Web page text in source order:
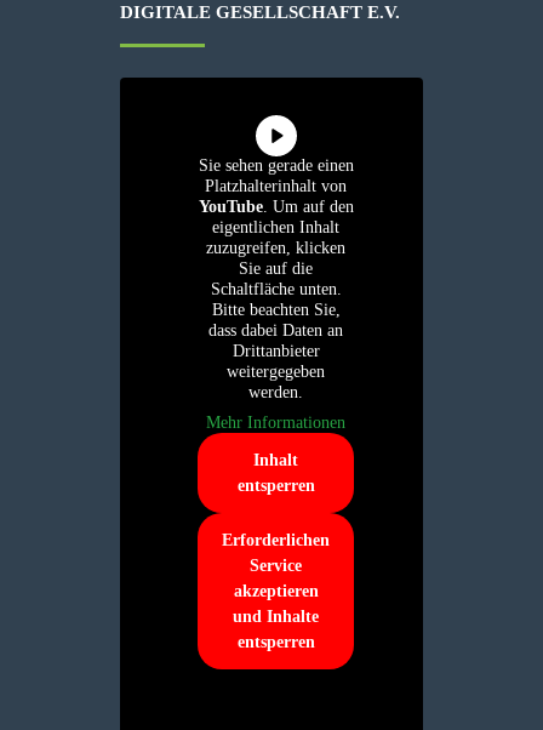
IGITALE GESELLSCHAFT E.V.
Sie sehen gerade einen
Platzhalterinhalt von
YouTube. Um auf den
eigentlichen Inhalt
zuzugreifen, klicken
Sie auf die
Schaltfläche unten.
Bitte beachten Sie,
dass dabei Daten an
Drittanbieter
weitergegeben
werden.
Mehr Informationen
Inhalt
entsperren
Erforderlichen
Service
akzeptieren
und Inhalte
entsperren